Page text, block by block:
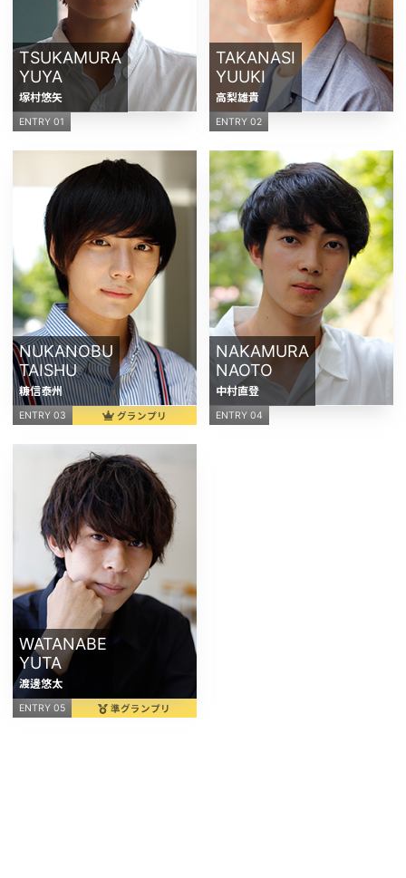
TSUKAMURA
YUYA
塚村悠矢
ENTRY 01
TAKANASI
YUUKI
高梨雄貴
ENTRY 02
NUKANOBU
TAISHU
糠信泰州
ENTRY 03 グランプリ
NAKAMURA
NAOTO
中村直登
ENTRY 04
WATANABE
YUTA
渡邊悠太
ENTRY 05 準グランプリ